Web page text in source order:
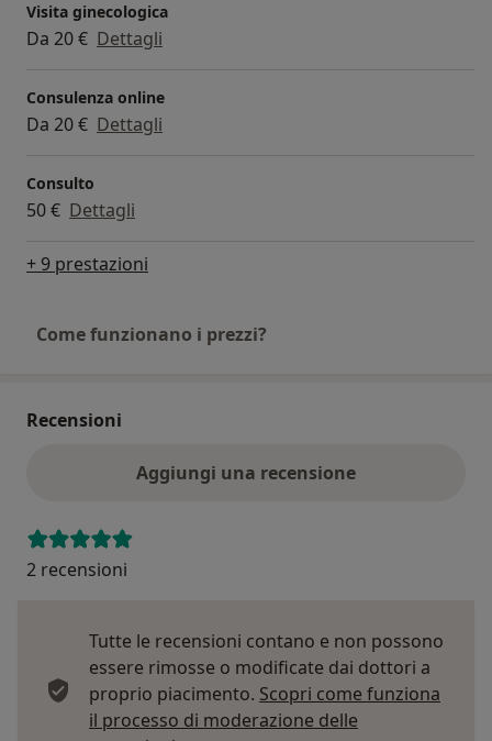
Visita ginecologica
Da 20 € Dettagli
Consulenza online
Da 20 € Dettagli
Consulto
50 € Dettagli
+ 9 prestazioni
Come funzionano i prezzi?
Recensioni
Aggiungi una recensione
2 recensioni
Tutte le recensioni contano e non possono
essere rimosse o modificate dai dottori a
proprio piacimento. Scopri come funziona
il processo di moderazione delle